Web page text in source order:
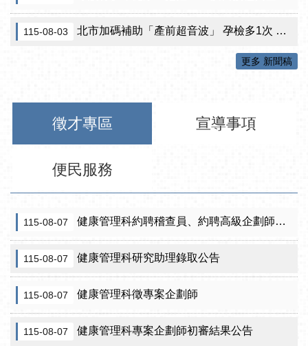
115-08-03 北市加碼補助「產前超音波」 孕檢多1次 準媽咪「超」安心！
更多 新聞稿
徵才專區 宣導事項
便民服務
115-08-07 健康管理科約聘稽查員、約聘高級企劃師之初審合格名單暨甄試公告
115-08-07 健康管理科研究助理錄取公告
115-08-07 健康管理科徵專案企劃師
115-08-07 健康管理科專案企劃師初審結果公告